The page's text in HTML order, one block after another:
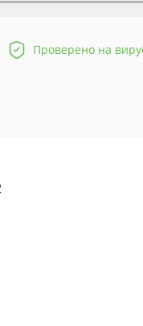
Проверено на